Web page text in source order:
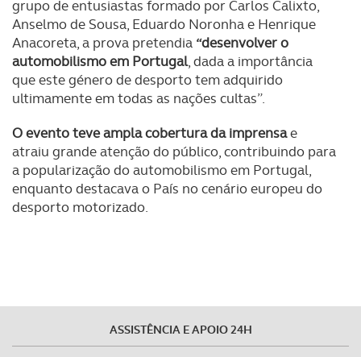
grupo de entusiastas formado por Carlos Calixto,
Anselmo de Sousa, Eduardo Noronha e Henrique
Anacoreta, a prova pretendia “desenvolver o
automobilismo em Portugal, dada a importância
que este género de desporto tem adquirido
ultimamente em todas as nações cultas”.
O evento teve ampla cobertura da imprensae
atraiu grande atenção do público, contribuindo para
a popularização do automobilismo em Portugal,
enquanto destacava o País no cenário europeu do
desporto motorizado.
ASSISTÊNCIA E APOIO 24H